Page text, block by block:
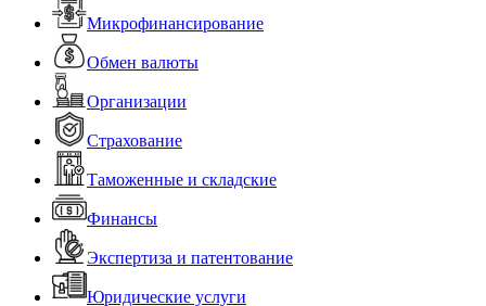
Микрофинансирование
Обмен валюты
Организации
Страхование
Таможенные и складские
Финансы
Экспертиза и патентование
Юридические услуги